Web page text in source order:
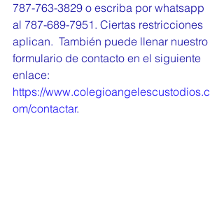
787-763-3829 o escriba por whatsapp
al 787-689-7951. Ciertas restricciones
aplican.  También puede llenar nuestro
formulario de contacto en el siguiente
enlace:
https://www.colegioangelescustodios.c
om/contactar.